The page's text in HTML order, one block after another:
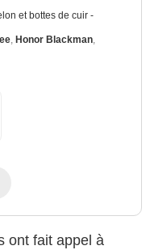
et bottes de cuir -
Honor Blackman
ont fait appel à